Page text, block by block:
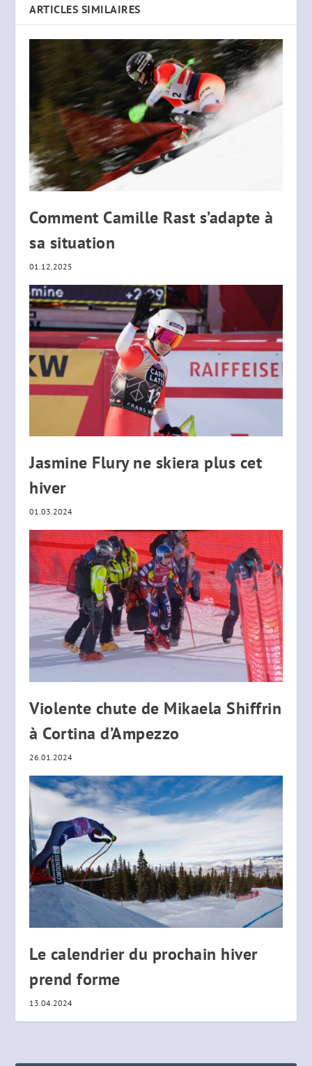
ARTICLES SIMILAIRES
Comment Camille Rast s’adapte à
sa situation
01.12.2025
Jasmine Flury ne skiera plus cet
hiver
01.03.2024
Violente chute de Mikaela Shiffrin
à Cortina d’Ampezzo
26.01.2024
Le calendrier du prochain hiver
prend forme
13.04.2024